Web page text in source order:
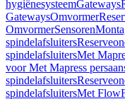
hygiënesysteemGateways
GatewaysOmvormer
OmvormerSensoren
spindelafsluiters
spindelafsluitersMet
voor Met Mapress
spindelafsluiters
spindelafsluitersMet